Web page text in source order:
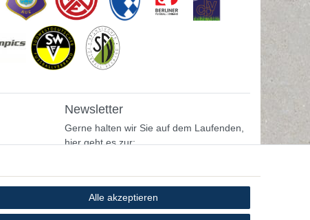
Newsletter
Gerne halten wir Sie auf dem Laufenden,
hier geht es zur:
Alle akzeptieren